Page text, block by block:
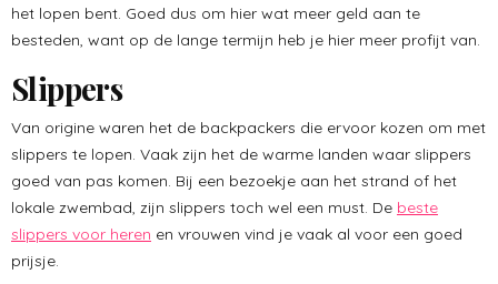
het lopen bent. Goed dus om hier wat meer geld aan te
besteden, want op de lange termijn heb je hier meer profijt van.
Slippers
Van origine waren het de backpackers die ervoor kozen om met
slippers te lopen. Vaak zijn het de warme landen waar slippers
goed van pas komen. Bij een bezoekje aan het strand of het
lokale zwembad, zijn slippers toch wel een must. De beste
slippers voor heren en vrouwen vind je vaak al voor een goed
prijsje.